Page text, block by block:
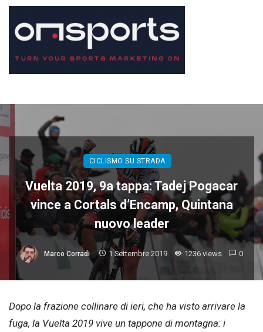
CICLISMO SU STRADA
Vuelta 2019, 9a tappa: Tadej Pogacar
vince a Cortals d’Encamp, Quintana
nuovo leader
Marco Corradi 1 Settembre 2019 1236 views 0
Dopo la frazione collinare di ieri, che ha visto arrivare la
fuga, la Vuelta 2019 vive un tappone di montagna: i